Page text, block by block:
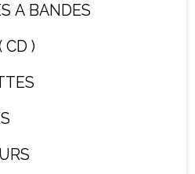
A BANDES
CD )